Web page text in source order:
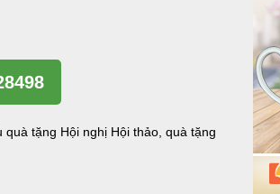
tặng Hội nghị Hội thảo, quà tặng